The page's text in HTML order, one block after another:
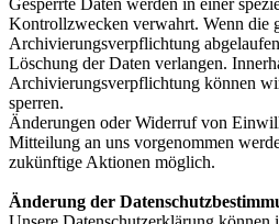
Kontrollzwecken verwahrt. Wenn die
Archivierungsverpflichtung
Löschung der Daten verlangen.
Archivierungsverpflichtung können
sperren.
Änderungen oder Widerruf von
Mitteilung an uns vorgenommen
zukünftige Aktionen möglich.
Änderung der